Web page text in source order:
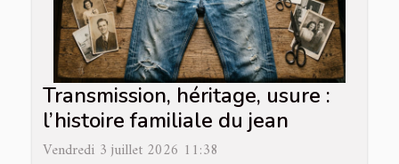
Transmission, héritage, usure :
l’histoire familiale du jean
Vendredi 3 juillet 2026 11:38